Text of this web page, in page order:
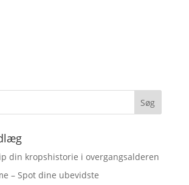
din kropshistorie i overgangsalderen
– Spot dine ubevidste